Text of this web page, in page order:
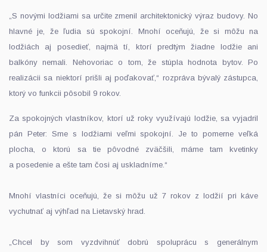
„S novými lodžiami sa určite zmenil architektonický výraz budovy. No
hlavné je, že ľudia sú spokojní. Mnohí oceňujú, že si môžu na
lodžiách aj posedieť, najmä tí, ktorí predtým žiadne lodžie ani
balkóny nemali. Nehovoriac o tom, že stúpla hodnota bytov. Po
realizácii sa niektorí prišli aj poďakovať,“ rozpráva bývalý zástupca,
ktorý vo funkcii pôsobil 9 rokov.
Za spokojných vlastníkov, ktorí už roky využívajú lodžie, sa vyjadril
pán Peter: Sme s lodžiami veľmi spokojní. Je to pomerne veľká
plocha, o ktorú sa tie pôvodné zväčšili, máme tam kvetinky
a posedenie a ešte tam čosi aj uskladníme.“
Mnohí vlastníci oceňujú, že si môžu už 7 rokov z lodžií pri káve
vychutnať aj výhľad na Lietavský hrad.
„Chcel by som vyzdvihnúť dobrú spoluprácu s generálnym